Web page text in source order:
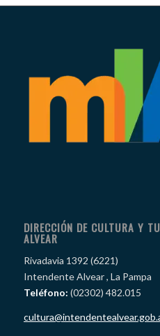
DIRECCIÓN DE CULTURA Y
ALVEAR
Rivadavia 1392 (6221)
Intendente Alvear , La Pampa
Teléfono: (02302) 482.015